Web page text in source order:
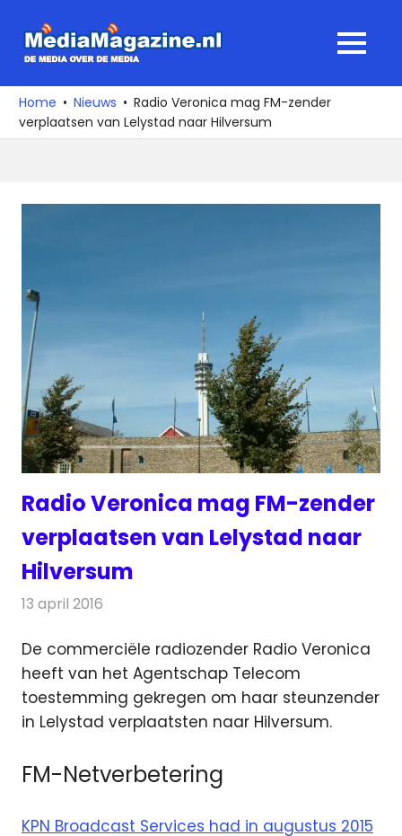
naar
media
over
de
MENU
Home Nieuws
Radio Veronica mag FM-zender
verplaatsen van Lelystad naar Hilversum
Radio Veronica mag FM-zender
verplaatsen van Lelystad naar
Hilversum
13 april 2016
De commerciële radiozender Radio Veronica
heeft van het Agentschap Telecom
toestemming gekregen om haar steunzender
in Lelystad verplaatsten naar Hilversum.
FM-Netverbetering
KPN Broadcast Services had in augustus 2015